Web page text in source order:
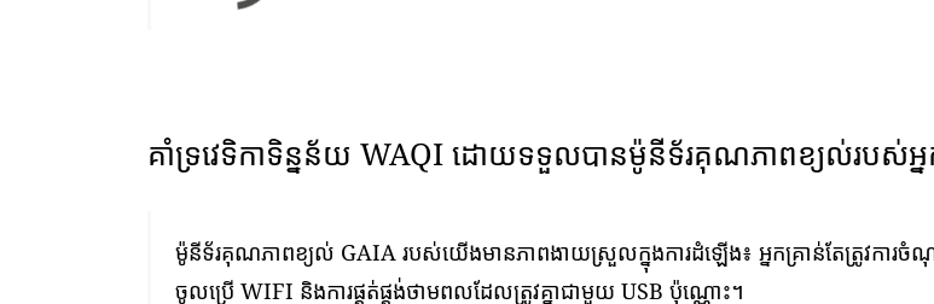
គាំទ្រវេទិកាទិន្នន័យ WAQI ដោយទទួលបានម៉ូនីទ័រគុណភាពខ្យល់របស់អ្
ម៉ូនីទ័រគុណភាពខ្យល់ GAIA របស់យើងមានភាពងាយស្រួលក្នុងការដំឡើង៖ អ្នកគ្រាន់តែត្រូវការចំ
ចូលប្រើ WIFI និងការផ្គត់ផ្គង់ថាមពលដែលត្រូវគ្នាជាមួយ USB ប៉ុណ្ណោះ។